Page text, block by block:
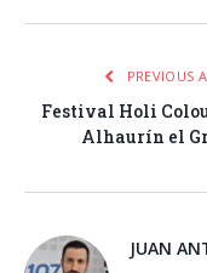
PREVIOUS
Festival Holi
Alhaurín el
JUAN